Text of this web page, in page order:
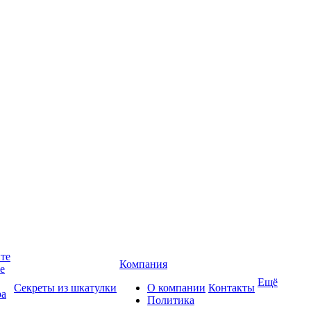
Секреты из шкатулки
Компания
О компании
Политика
Контакты Ещё